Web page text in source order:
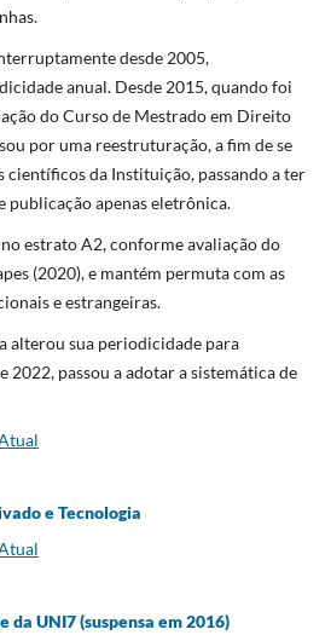
desde 2005,
anual. Desde 2015, quando foi
do Curso de Mestrado em Direito
por uma reestruturação, a fim de se
científicos da Instituição, passando a ter
publicação apenas eletrônica.
estrato A2, conforme avaliação do
(2020), e mantém permuta com as
e estrangeiras.
alterou sua periodicidade para
passou a adotar a sistemática de
e Tecnologia
UNI7 (suspensa em 2016)